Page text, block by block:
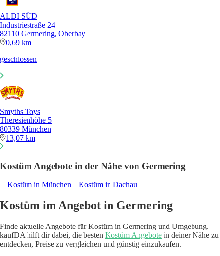
ALDI SÜD
Industriestraße 24
82110 Germering, Oberbay
0,69 km
geschlossen
Smyths Toys
Theresienhöhe 5
80339 München
13,07 km
Kostüm Angebote in der Nähe von Germering
Kostüm in München Kostüm in Dachau
Kostüm im Angebot in Germering
Finde aktuelle Angebote für Kostüm in Germering und Umgebung.
kaufDA hilft dir dabei, die besten Kostüm Angebote in deiner Nähe zu
entdecken, Preise zu vergleichen und günstig einzukaufen.